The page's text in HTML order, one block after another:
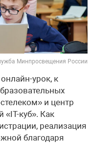
Минпросвещения России
урок, к
и центр
«IT-куб». Как
реализация
благодаря